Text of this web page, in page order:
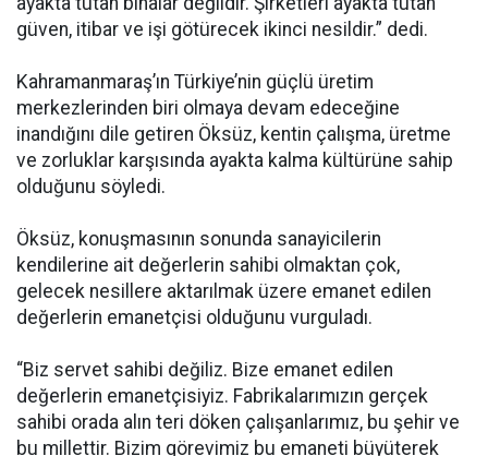
güven, itibar ve işi götürecek ikinci nesildir.” dedi.
Kahramanmaraş’ın Türkiye’nin güçlü üretim
merkezlerinden biri olmaya devam edeceğine
inandığını dile getiren Öksüz, kentin çalışma, üretme
ve zorluklar karşısında ayakta kalma kültürüne sahip
olduğunu söyledi.
Öksüz, konuşmasının sonunda sanayicilerin
kendilerine ait değerlerin sahibi olmaktan çok,
gelecek nesillere aktarılmak üzere emanet edilen
değerlerin emanetçisi olduğunu vurguladı.
“Biz servet sahibi değiliz. Bize emanet edilen
değerlerin emanetçisiyiz. Fabrikalarımızın gerçek
sahibi orada alın teri döken çalışanlarımız, bu şehir ve
bu millettir. Bizim görevimiz bu emaneti büyüterek